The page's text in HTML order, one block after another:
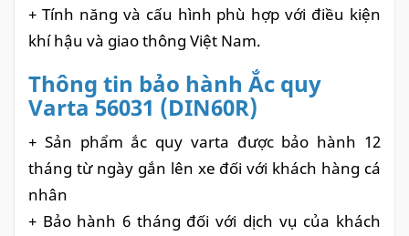
+ Tính năng và cấu hình phù hợp với điều kiện
khí hậu và giao thông Việt Nam.
Thông tin bảo hành Ắc quy
Varta 56031 (DIN60R)
+ Sản phẩm ắc quy varta được bảo hành 12
tháng từ ngày gắn lên xe đối với khách hàng cá
nhân
+ Bảo hành 6 tháng đối với dịch vụ của khách